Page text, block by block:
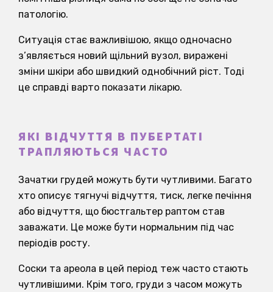
патологію.
Ситуація стає важливішою, якщо одночасно
з’являється новий щільний вузол, виражені
зміни шкіри або швидкий однобічний ріст. Тоді
це справді варто показати лікарю.
ЯКІ ВІДЧУТТЯ В ПУБЕРТАТІ
ТРАПЛЯЮТЬСЯ ЧАСТО
Зачатки грудей можуть бути чутливими. Багато
хто описує тягнучі відчуття, тиск, легке печіння
або відчуття, що бюстгальтер раптом став
заважати. Це може бути нормальним під час
періодів росту.
Соски та ареола в цей період теж часто стають
чутливішими. Крім того, груди з часом можуть